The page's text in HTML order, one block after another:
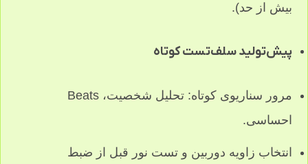
بیش از حد).
پیش‌تولید سلف‌تست کوتاه
مرور سناریوی کوتاه: تحلیل شخصیت، Beats
احساسی.
انتخاب زاویه دوربین و تست نور قبل از ضبط